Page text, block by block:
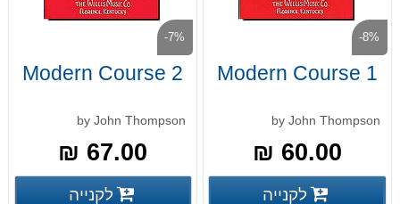
-8%
Modern Course 1
by John Thompson
60.00 ₪
פרטים נוספים פרטים נוספים לקנייה
-7%
Modern Course 2
by John Thompson
67.00 ₪
פרטים נוספים
לקנייה